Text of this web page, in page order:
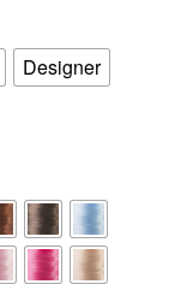
Designer